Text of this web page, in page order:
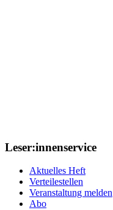
Leser:innenservice
Aktuelles Heft
Verteilestellen
Veranstaltung melden
Abo